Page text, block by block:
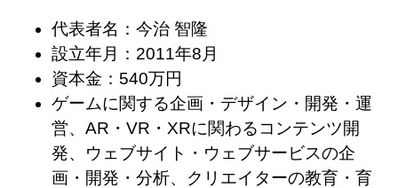
代表者名：今治 智隆
設立年月：2011年8月
資本金：540万円
ゲームに関する企画・デザイン・開発・運
営、AR・VR・XRに関わるコンテンツ開
発、ウェブサイト・ウェブサービスの企
画・開発・分析、クリエイターの教育・育